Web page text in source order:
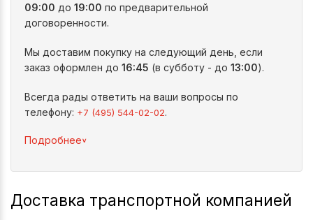
09:00 до 19:00 по предварительной
договоренности.
Мы доставим покупку на следующий день, если
заказ оформлен до 16:45 (в субботу - до 13:00).
Всегда рады ответить на ваши вопросы по
телефону: +7 (495) 544-02-02.
Подробнее^
Доставка транспортной компанией